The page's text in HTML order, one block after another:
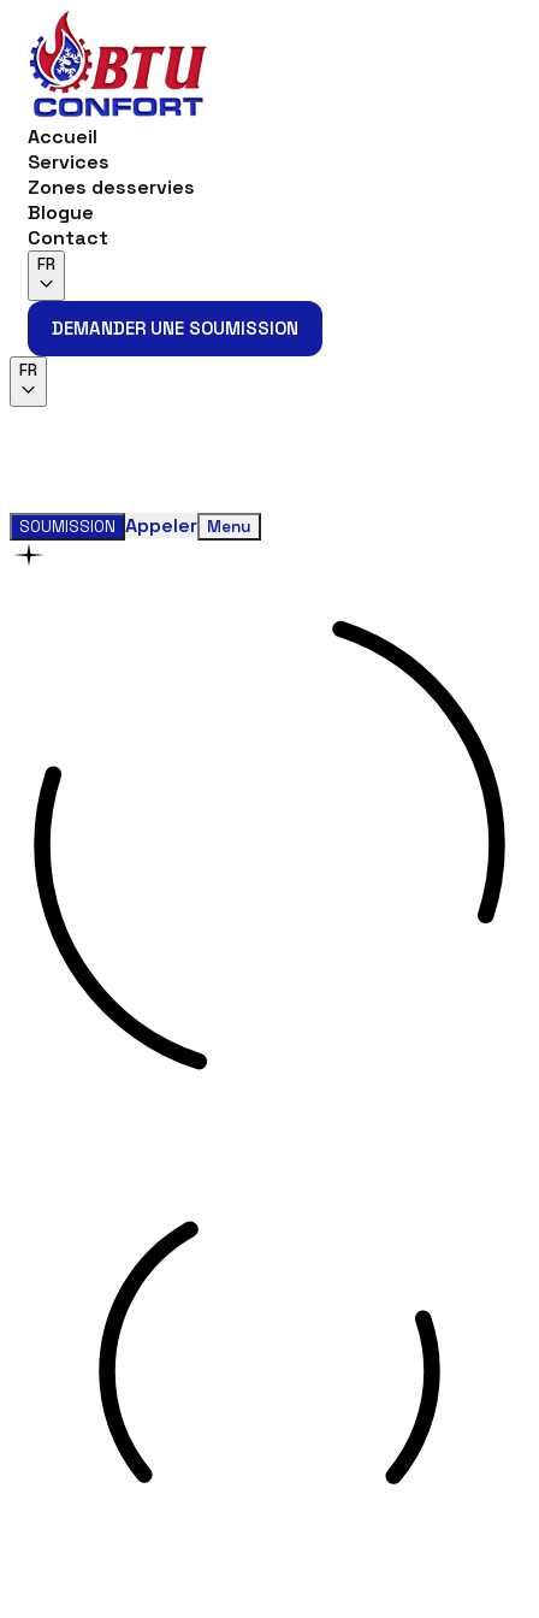
Accueil
Services
Zones desservies
Blogue
Contact
FR
DEMANDER UNE SOUMISSION
FR
SOUMISSION Appeler Menu